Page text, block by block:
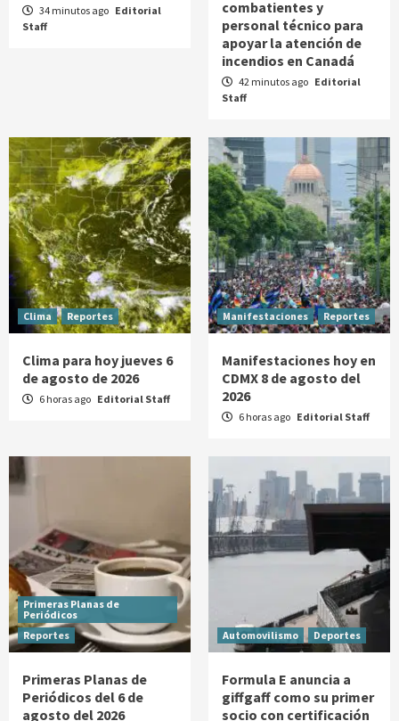
34 minutos ago Editorial
Staff
combatientes y
personal técnico para
apoyar la atención de
incendios en Canadá
42 minutos ago Editorial
Staff
Clima Reportes
Clima para hoy jueves 6
de agosto de 2026
6 horas ago Editorial Staff
Manifestaciones Reportes
Manifestaciones hoy en
CDMX 8 de agosto del
2026
6 horas ago Editorial Staff
Primeras Planas de
Periódicos
Reportes
Primeras Planas de
Periódicos del 6 de
agosto del 2026
Automovilismo Deportes
Formula E anuncia a
giffgaff como su primer
socio con certificación